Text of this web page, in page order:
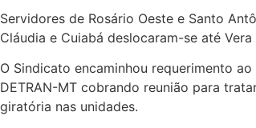
Servidores de Rosário Oeste e Santo
Cláudia e Cuiabá deslocaram-se até
O Sindicato encaminhou requerimento
DETRAN-MT cobrando reunião para
giratória nas unidades.